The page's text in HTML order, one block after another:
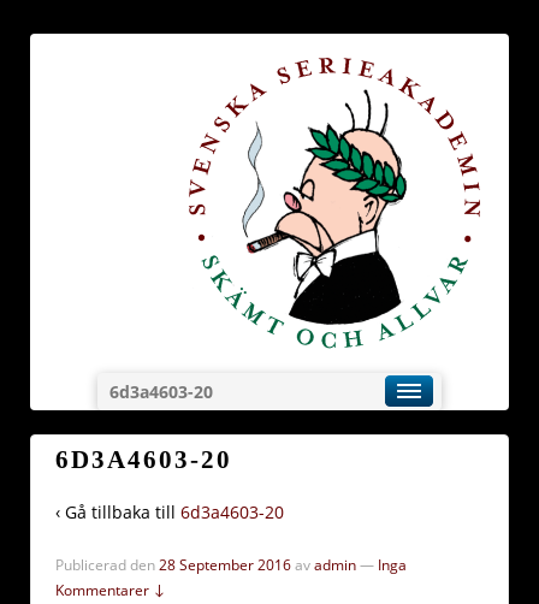
6d3a4603-20
6D3A4603-20
‹ Gå tillbaka till 6d3a4603-20
Publicerad den28 September 2016avadmin— Inga
Kommentarer ↓